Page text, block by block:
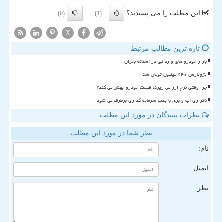
این مطلب را می پسندید؟ (1)
(0)
X
تازه ترین مطالب مرتبط
بازار خودرو های وارداتی در آستانه بحران
پژوپارس ۶۴۰ میلیون تومان شد
چرا وقتی نرخ ارز می ریزد، قیمت خودرو جهش می کند؟
ناترازی آب و برق با جذب سرمایه گذاری برطرف می شود
نظرات بینندگان در مورد این مطلب
نظر شما در مورد این مطلب
نام:
ایمیل:
نظر: